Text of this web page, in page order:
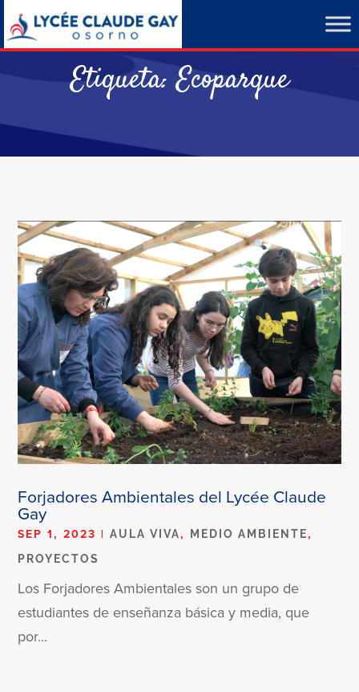
Etiqueta:Ecoparque
Forjadores Ambientales del Lycée Claude
Gay
SEP 1, 2023 |AULA VIVA, MEDIO AMBIENTE,
PROYECTOS
Los Forjadores Ambientales son un grupo de
estudiantes de enseñanza básica y media, que
por...